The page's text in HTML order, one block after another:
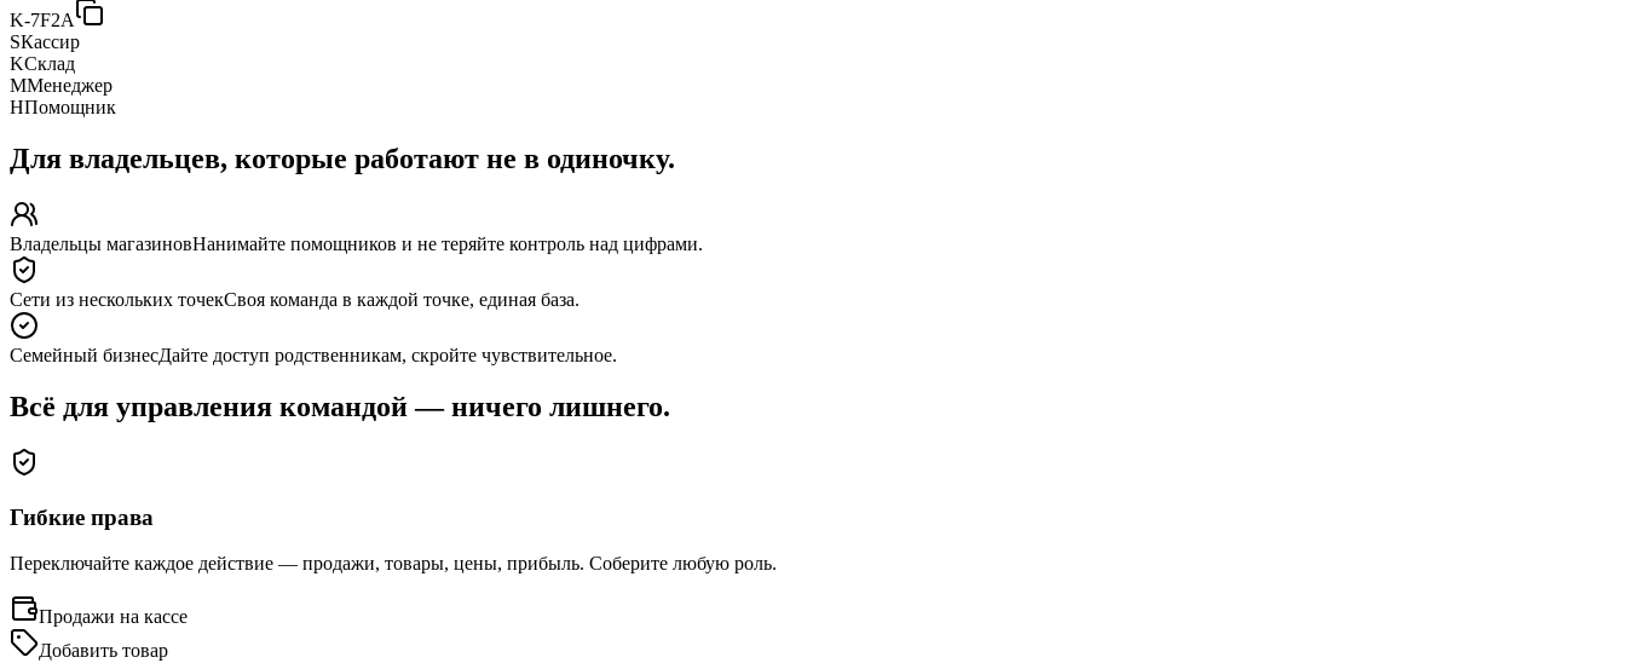
K-7F2A
SКассир
KСклад
MМенеджер
HПомощник
Для владельцев, которые работают не в одиночку.
Владельцы магазиновНанимайте помощников и не теряйте контроль над цифрами.
Сети из нескольких точекСвоя команда в каждой точке, единая база.
Семейный бизнесДайте доступ родственникам, скройте чувствительное.
Всё для управления командой — ничего лишнего.
Гибкие права
Переключайте каждое действие — продажи, товары, цены, прибыль. Соберите любую роль.
Продажи на кассе
Добавить товар